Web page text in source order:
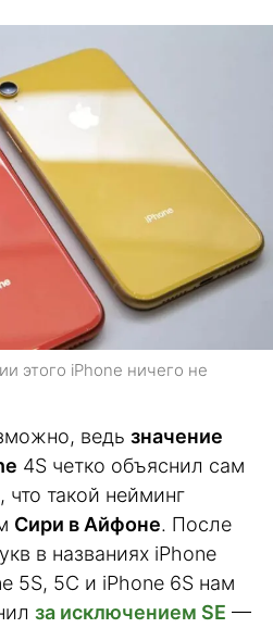
этого iPhone ничего не
ведь значение
4S четко объяснил сам
такой нейминг
Сири в Айфоне. После
в названиях iPhone
5S, 5C и iPhone 6S нам
за исключением SE —